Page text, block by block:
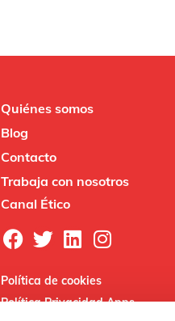
Quiénes somos
Blog
Contacto
Trabaja con nosotros
Canal Ético
Política de cookies
Política Privacidad Apps